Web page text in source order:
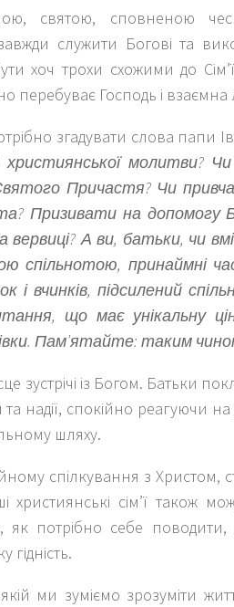
святою, сповненою
служити Богові та
хоч трохи схожими до
перебуває Господь і
згадувати слова папи
християнської молитви?
Причастя? Чи
Призивати на допомогу
вервиці? А ви, батьки, чи
спільнотою, принаймні
і вчинків, підсилений
що має унікальну
Пам’ятайте: таким
зустрічі із Богом. Батьки
надії, спокійно реагуючи на
шляху.
спілкування з Христом,
сім’ї також
як потрібно себе
гідність.
ми зуміємо зрозуміти